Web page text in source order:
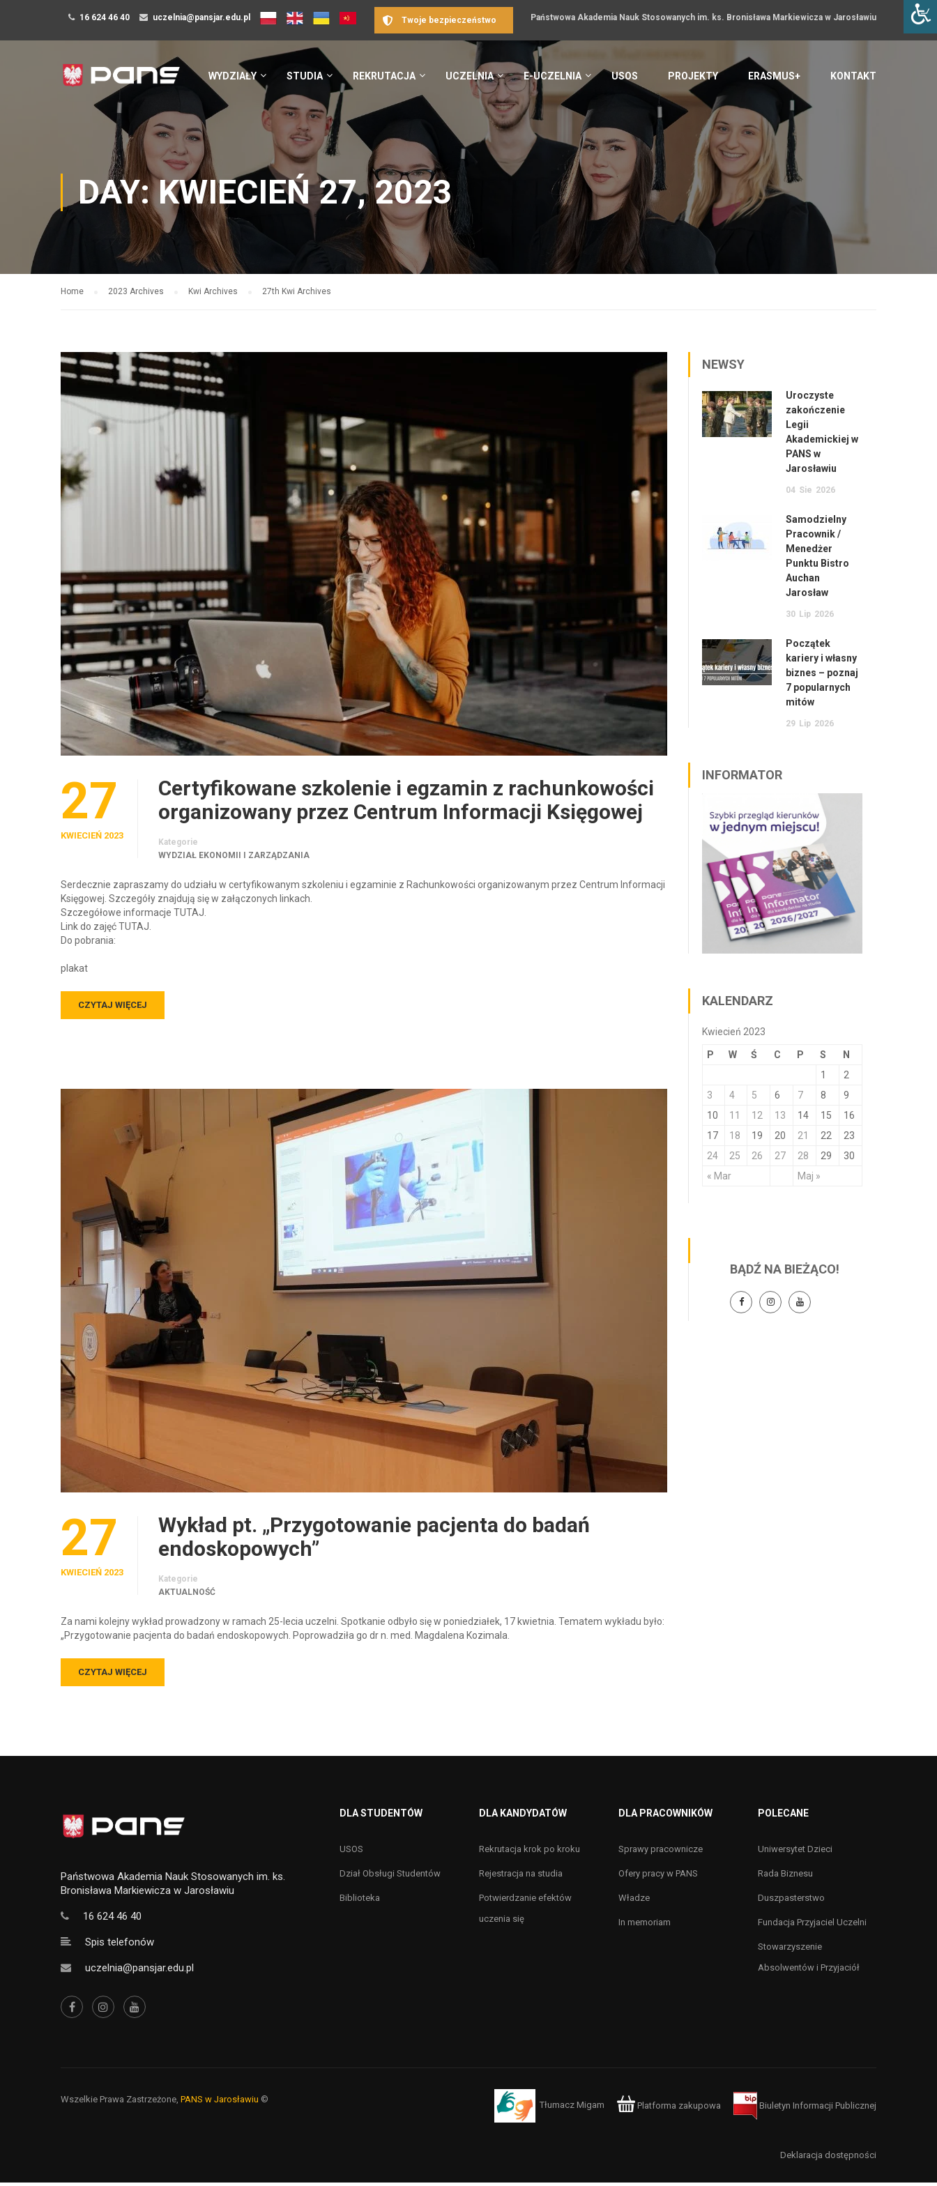
16 624 46 40 uczelnia@pansjar.edu.pl Państwowa Akademia Nauk Stosowanych im. ks. Bronisława Markiewicza w Jarosławiu
Twoje bezpieczeństwo
WYDZIAŁY STUDIA REKRUTACJA UCZELNIA E-UCZELNIA USOS PROJEKTY ERASMUS+ KONTAKT
DAY: KWIECIEŃ 27, 2023
Home 2023 Archives Kwi Archives 27th Kwi Archives
27
KWIECIEŃ 2023
Certyfikowane szkolenie i egzamin z rachunkowości
organizowany przez Centrum Informacji Księgowej
Kategorie
WYDZIAŁ EKONOMII I ZARZĄDZANIA
Serdecznie zapraszamy do udziału w certyfikowanym szkoleniu i egzaminie z Rachunkowości organizowanym przez Centrum Informacji
Księgowej. Szczegóły znajdują się w załączonych linkach.
Szczegółowe informacje TUTAJ.
Link do zajęć TUTAJ.
Do pobrania:
plakat
CZYTAJ WIĘCEJ
27
KWIECIEŃ 2023
Wykład pt. „Przygotowanie pacjenta do badań
endoskopowych”
Kategorie
AKTUALNOŚĆ
Za nami kolejny wykład prowadzony w ramach 25-lecia uczelni. Spotkanie odbyło się w poniedziałek, 17 kwietnia. Tematem wykładu było:
„Przygotowanie pacjenta do badań endoskopowych. Poprowadziła go dr n. med. Magdalena Kozimala.
CZYTAJ WIĘCEJ
NEWSY
Uroczyste
zakończenie
Legii
Akademickiej w
PANS w
Jarosławiu
04 Sie 2026
Samodzielny
Pracownik /
Menedżer
Punktu Bistro
Auchan
Jarosław
30 Lip 2026
Początek
kariery i własny
biznes – poznaj
7 popularnych
mitów
29 Lip 2026
INFORMATOR
KALENDARZ
Kwiecień 2023
P W Ś C P S N
« Mar Maj »
1
2
3
4 5 6 7 8
9
10
11 12 13 14 15
16
17
18 19 20 21 22
23
24
25 26 27 28 29 30
BĄDŹ NA BIEŻĄCO!
Państwowa Akademia Nauk Stosowanych im. ks.
Bronisława Markiewicza w Jarosławiu
16 624 46 40
Spis telefonów
uczelnia@pansjar.edu.pl
DLA STUDENTÓW
USOS
Dział Obsługi Studentów
Biblioteka
DLA KANDYDATÓW
Rekrutacja krok po kroku
Rejestracja na studia
Potwierdzanie efektów
uczenia się
DLA PRACOWNIKÓW
Sprawy pracownicze
Ofery pracy w PANS
Władze
In memoriam
POLECANE
Uniwersytet Dzieci
Rada Biznesu
Duszpasterstwo
Fundacja Przyjaciel Uczelni
Stowarzyszenie
Absolwentów i Przyjaciół
Wszelkie Prawa Zastrzeżone, PANS w Jarosławiu ©
Tłumacz Migam Platforma zakupowa Biuletyn Informacji Publicznej
Deklaracja dostępności